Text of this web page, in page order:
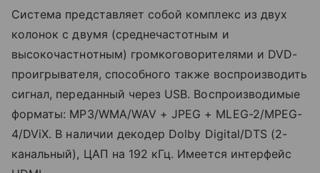
Система представляет собой комплекс из двух
колонок с двумя (среднечастотным и
высокочастнотным) громкоговорителями и DVD-
проигрывателя, способного также воспроизводить
сигнал, переданный через USB. Воспроизводимые
форматы: MP3/WMA/WAV + JPEG + MLEG-2/MPEG-
4/DViX. В наличии декодер Dolby Digital/DTS (2-
канальный), ЦАП на 192 кГц. Имеется интерфейс